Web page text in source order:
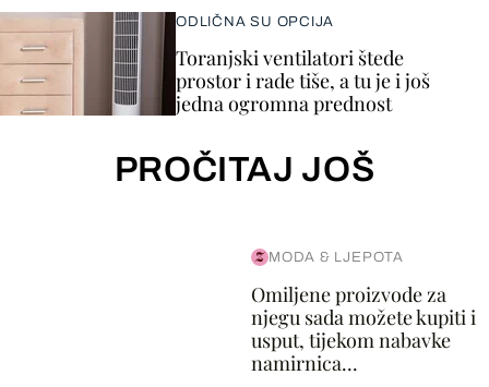
ODLIČNA SU OPCIJA
Toranjski ventilatori štede
prostor i rade tiše, a tu je i još
jedna ogromna prednost
PROČITAJ JOŠ
MODA & LJEPOTA
Omiljene proizvode za
njegu sada možete kupiti i
usput, tijekom nabavke
namirnica...